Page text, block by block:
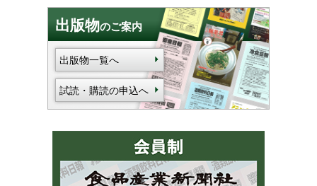
出版物のご案内
出版物一覧へ
試読・購読の申込へ